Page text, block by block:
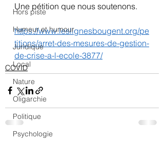
Hors piste
Humeur et humour
Juridique
Local
Nature
Oligarchie
Politique
Psychologie
Une pétition que nous soutenons.
https://www.leslignesbougent.org/pe
titions/arret-des-mesures-de-gestion-
de-crise-a-l-ecole-3877/
COVID